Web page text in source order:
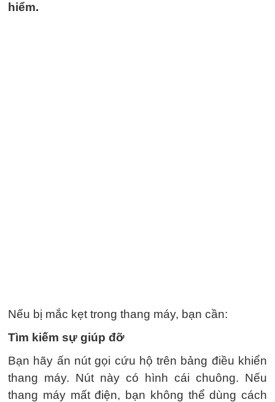
hiểm.
Nếu bị mắc kẹt trong thang máy, bạn cần:
Tìm kiếm sự giúp đỡ
Bạn hãy ấn nút gọi cứu hộ trên bảng điều khiển
thang máy. Nút này có hình cái chuông. Nếu
thang máy mất điện, bạn không thể dùng cách